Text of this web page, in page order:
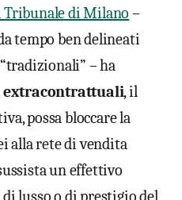
Tribunale di Milano –
tempo ben delineati
– ha
extracontrattuali, il
possa bloccare la
alla rete di vendita
un effettivo